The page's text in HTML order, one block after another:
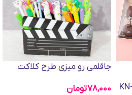
جاقلمی رو میزی طرح کلاکت
78,000تومان